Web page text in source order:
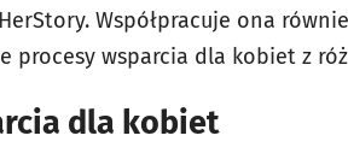
Współpracuje ona
procesy wsparcia dla kobiet z
dla kobiet